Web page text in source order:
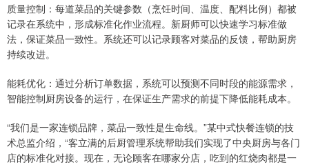
质量控制：每道菜品的关键参数（烹饪时间、温度、配料比例）都被
记录在系统中，形成标准化作业流程。新厨师可以快速学习标准做
法，保证菜品一致性。系统还可以记录顾客对菜品的反馈，帮助厨房
持续改进。
能耗优化：通过分析订单数据，系统可以预测不同时段的能源需求，
智能控制厨房设备的运行，在保证生产需求的前提下降低能耗成本。
“我们是一家连锁品牌，菜品一致性是生命线。”某中式快餐连锁的技
术总监介绍，“客立满的后厨管理系统帮助我们实现了中央厨房与各门
店的标准化对接。现在，无论顾客在哪家分店，吃到的红烧肉都是一